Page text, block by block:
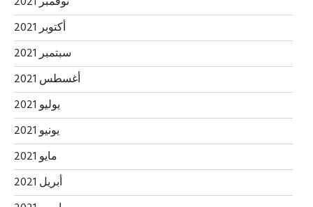
أكتوبر 2021
سبتمبر 2021
أغسطس 2021
يوليو 2021
يونيو 2021
مايو 2021
أبريل 2021